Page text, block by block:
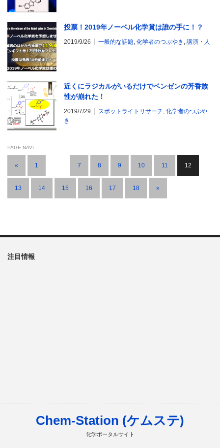
投票！2019年ノーベル化学賞は誰の手に！？
2019/9/26 一般的な話題, 化学者のつぶやき , 講演・人
近くにラジカルがいるだけでベンゼンの芳香族
性が崩れた！
2019/7/29 スポットライトリサーチ, 化学者のつぶや
き
PAGE NAVI
« 1 7 8 9 10 11 12
13 14 15 16 17 18 »
注目情報
Chem-Station (ケムステ)
化学ポータルサイト